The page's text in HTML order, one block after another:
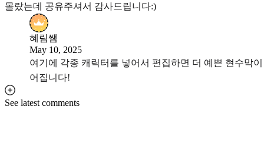
몰랐는데 공유주셔서 감사드립니다:)
혜림쌤
May 10, 2025
여기에 각종 캐릭터를 넣어서 편집하면 더 예쁜 현수막
어집니다!
See latest comments